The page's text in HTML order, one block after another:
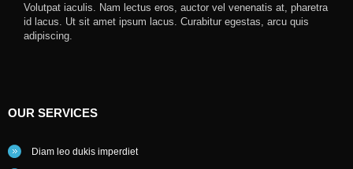
Volutpat iaculis. Nam lectus eros, auctor vel venenatis at, pharetra
id lacus. Ut sit amet ipsum lacus. Curabitur egestas, arcu quis
adipiscing.
OUR SERVICES
Diam leo dukis imperdiet